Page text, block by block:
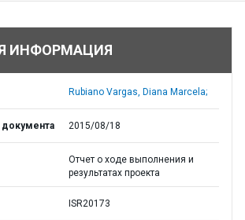
ИНФОРМАЦИЯ
Rubiano Vargas, Diana Marcela;
документа 2015/08/18
Отчет о ходе выполнения и
результатах проекта
ISR20173